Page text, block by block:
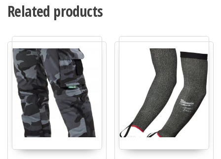
Related products